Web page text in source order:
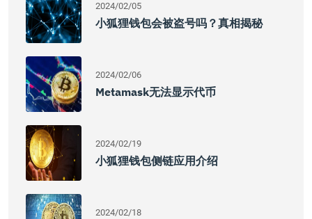
2024/02/05
小狐狸钱包会被盗号吗？真相揭秘
2024/02/06
Metamask无法显示代币
2024/02/19
小狐狸钱包侧链应用介绍
2024/02/18